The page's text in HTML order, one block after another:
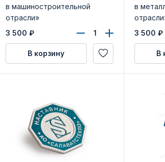
в машиностроительной
отрасли»
3 500 ₽
В корзину
в
3 500 ₽
В